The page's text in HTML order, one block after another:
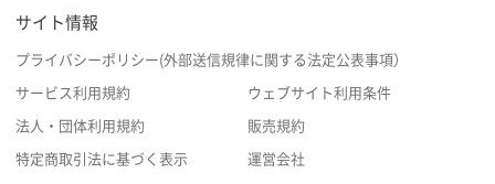
サイト情報
プライバシーポリシー(外部送信規律に関する法定公表事項）
サービス利用規約 ウェブサイト利用条件
法人・団体利用規約 販売規約
特定商取引法に基づく表示 運営会社